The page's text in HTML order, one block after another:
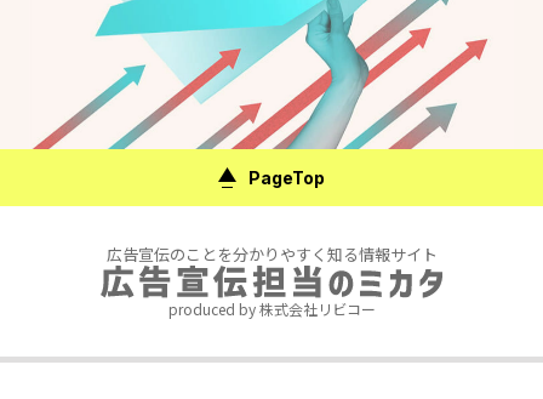
PageTop
広告宣伝のことを分かりやすく知る情報サイト
produced by 株式会社リビコー